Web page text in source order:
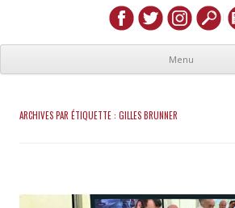
Menu
ARCHIVES PAR ÉTIQUETTE : GILLES BRUNNER